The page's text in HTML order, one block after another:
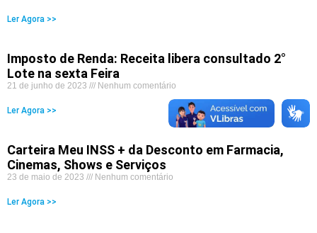
Ler Agora >>
Imposto de Renda: Receita libera consultado 2°
Lote na sexta Feira
21 de junho de 2023 Nenhum comentário
Ler Agora >>
Carteira Meu INSS + da Desconto em Farmacia,
Cinemas, Shows e Serviços
23 de maio de 2023 Nenhum comentário
Ler Agora >>